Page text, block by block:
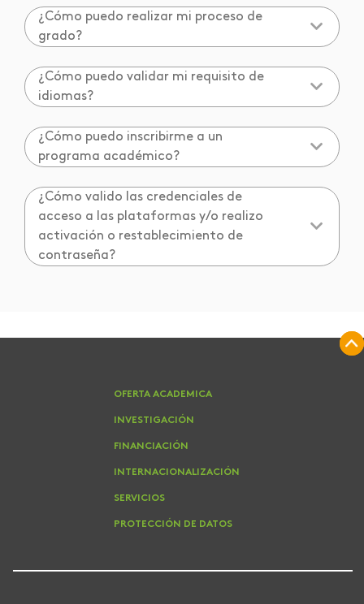
¿Cómo puedo realizar mi proceso de
grado?
¿Cómo puedo validar mi requisito de
idiomas?
¿Cómo puedo inscribirme a un
programa académico?
¿Cómo valido las credenciales de
acceso a las plataformas y/o realizo
activación o restablecimiento de
contraseña?
OFERTA ACADEMICA
INVESTIGACIÓN
FINANCIACIÓN
INTERNACIONALIZACIÓN
SERVICIOS
PROTECCIÓN DE DATOS